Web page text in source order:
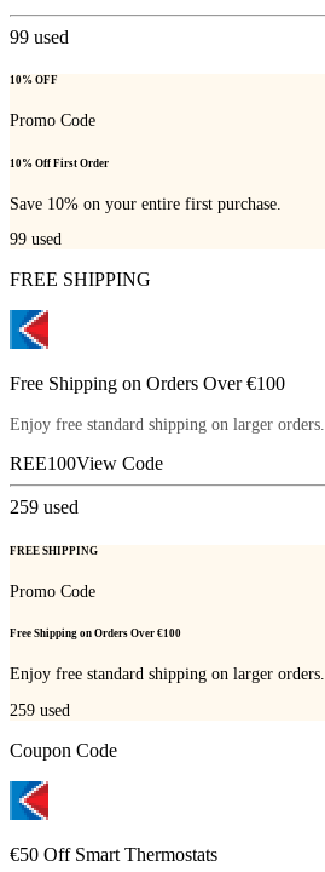
99 used
10% OFF
Promo Code
10% Off First Order
Save 10% on your entire first purchase.
99 used
FREE SHIPPING
Free Shipping on Orders Over €100
Enjoy free standard shipping on larger orders.
REE100View Code
259 used
FREE SHIPPING
Promo Code
Free Shipping on Orders Over €100
Enjoy free standard shipping on larger orders.
259 used
Coupon Code
€50 Off Smart Thermostats